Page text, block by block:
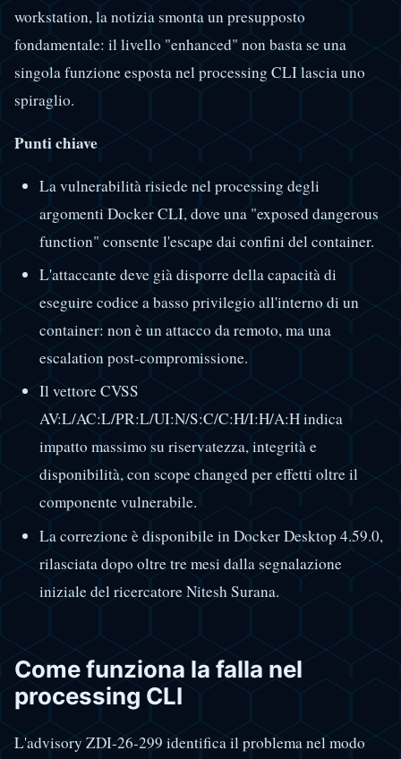
workstation, la notizia smonta un presupposto
fondamentale: il livello "enhanced" non basta se una
singola funzione esposta nel processing CLI lascia uno
spiraglio.
Punti chiave
La vulnerabilità risiede nel processing degli
argomenti Docker CLI, dove una "exposed dangerous
function" consente l'escape dai confini del container.
L'attaccante deve già disporre della capacità di
eseguire codice a basso privilegio all'interno di un
container: non è un attacco da remoto, ma una
escalation post-compromissione.
Il vettore CVSS
AV:L/AC:L/PR:L/UI:N/S:C/C:H/I:H/A:H indica
impatto massimo su riservatezza, integrità e
disponibilità, con scope changed per effetti oltre il
componente vulnerabile.
La correzione è disponibile in Docker Desktop 4.59.0,
rilasciata dopo oltre tre mesi dalla segnalazione
iniziale del ricercatore Nitesh Surana.
Come funziona la falla nel
processing CLI
L'advisory ZDI-26-299 identifica il problema nel modo